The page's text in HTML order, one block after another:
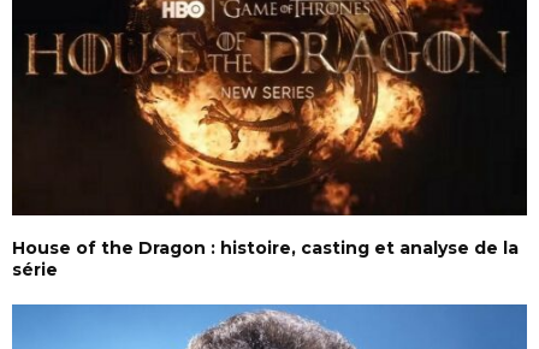
House of the Dragon : histoire, casting et analyse de la
série